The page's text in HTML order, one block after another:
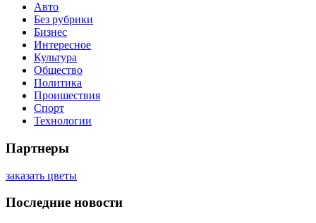
Авто
Без рубрики
Бизнес
Интересное
Культура
Общество
Политика
Проишествия
Спорт
Технологии
Партнеры
заказать цветы
Последние новости